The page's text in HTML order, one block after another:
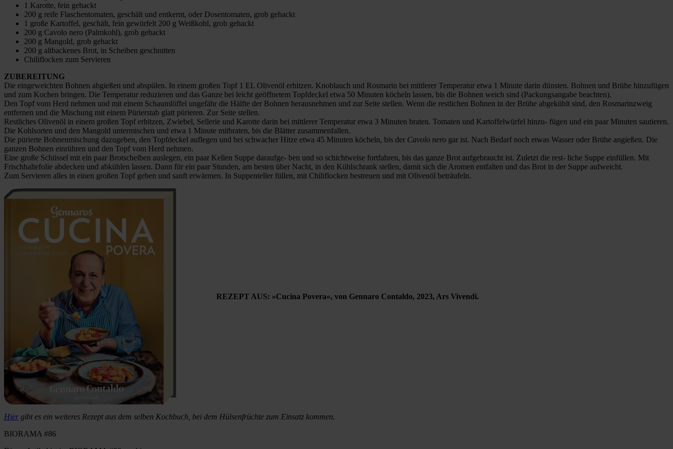
1 Karotte, fein gehackt
200 g reife Flaschentomaten, geschält und entkernt, oder Dosentomaten, grob gehackt
1 große Kartoffel, geschält, fein gewürfelt 200 g Weißkohl, grob gehackt
200 g Cavolo nero (Palmkohl), grob gehackt
200 g Mangold, grob gehackt
200 g altbackenes Brot, in Scheiben geschnitten
Chiliflocken zum Servieren
ZUBEREITUNG
Die eingeweichten Bohnen abgießen und abspülen. In einem großen Topf 1 EL Olivenöl erhitzen. Knoblauch und Rosmarin bei mittlerer Temperatur etwa 1 Minute darin dünsten. Bohnen und Brühe hinzufügen
und zum Kochen bringen. Die Temperatur reduzieren und das Ganze bei leicht geöffnetem Topfdeckel etwa 50 Minuten köcheln lassen, bis die Bohnen weich sind (Packungsangabe beachten).
Den Topf vom Herd nehmen und mit einem Schaumlöffel ungefähr die Hälfte der Bohnen herausnehmen und zur Seite stellen. Wenn die restlichen Bohnen in der Brühe abgekühlt sind, den Rosmarinzweig
entfernen und die Mischung mit einem Pürierstab glatt pürieren. Zur Seite stellen.
Restliches Olivenöl in einem großen Topf erhitzen, Zwiebel, Sellerie und Karotte darin bei mittlerer Temperatur etwa 3 Minuten braten. Tomaten und Kartoffelwürfel hinzu- fügen und ein paar Minuten sautieren.
Die Kohlsorten und den Mangold untermischen und etwa 1 Minute mitbraten, bis die Blätter zusammenfallen.
Die pürierte Bohnenmischung dazugeben, den Topfdeckel auflegen und bei schwacher Hitze etwa 45 Minuten köcheln, bis der Cavolo nero gar ist. Nach Bedarf noch etwas Wasser oder Brühe angießen. Die
ganzen Bohnen einrühren und den Topf vom Herd nehmen.
Eine große Schüssel mit ein paar Brotscheiben auslegen, ein paar Kellen Suppe daraufge- ben und so schichtweise fortfahren, bis das ganze Brot aufgebraucht ist. Zuletzt die rest- liche Suppe einfüllen. Mit
Frischhaltefolie abdecken und abkühlen lassen. Dann für ein paar Stunden, am besten über Nacht, in den Kühlschrank stellen, damit sich die Aromen entfalten und das Brot in der Suppe aufweicht.
Zum Servieren alles in einen großen Topf geben und sanft erwärmen. In Suppenteller füllen, mit Chiliflocken bestreuen und mit Olivenöl beträufeln.
REZEPT AUS: »Cucina Povera«, von Gennaro Contaldo, 2023, Ars Vivendi.
Hier gibt es ein weiteres Rezept aus dem selben Kochbuch, bei dem Hülsenfrüchte zum Einsatz kommen.
BIORAMA #86